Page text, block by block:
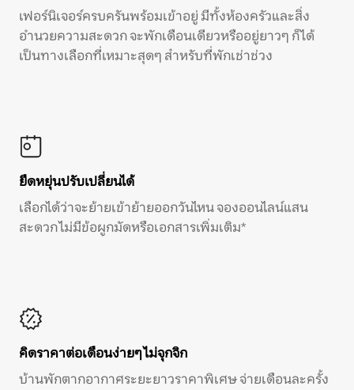
เฟอร์นิเจอร์ครบครันพร้อมเข้าอยู่ มีทั้งห้องครัวและสิ่ง
อำนวยความสะดวก จะพักเดือนเดียวหรืออยู่ยาวๆ ก็ได้
เป็นทางเลือกที่เหมาะสุดๆ สำหรับที่พักเช่าช่วง
ยืดหยุ่นปรับเปลี่ยนได้
เลือกได้ว่าจะย้ายเข้าย้ายออกวันไหน จองออนไลน์แสน
สะดวก ไม่มีข้อผูกมัดหรือเอกสารเพิ่มเติม*
คิดราคาต่อเดือนง่ายๆ ไม่จุกจิก
บ้านพักตากอากาศระยะยาวราคาพิเศษ จ่ายเดือนละครั้ง